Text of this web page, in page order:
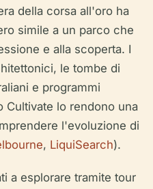
della corsa all'oro ha
simile a un parco che
e alla scoperta. I
le tombe di
e programmi
Cultivate lo rendono una
l'evoluzione di
, LiquiSearch).
a esplorare tramite tour